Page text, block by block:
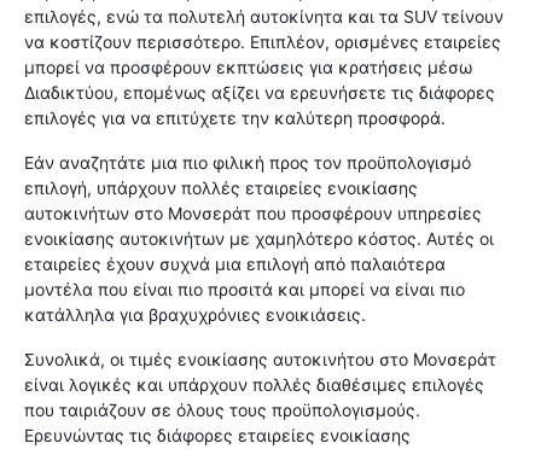
επιλογές, ενώ τα πολυτελή αυτοκίνητα και τα SUV τείνουν
να κοστίζουν περισσότερο. Επιπλέον, ορισμένες εταιρείες
μπορεί να προσφέρουν εκπτώσεις για κρατήσεις μέσω
Διαδικτύου, επομένως αξίζει να ερευνήσετε τις διάφορες
επιλογές για να επιτύχετε την καλύτερη προσφορά.
Εάν αναζητάτε μια πιο φιλική προς τον προϋπολογισμό
επιλογή, υπάρχουν πολλές εταιρείες ενοικίασης
αυτοκινήτων στο Μονσεράτ που προσφέρουν υπηρεσίες
ενοικίασης αυτοκινήτων με χαμηλότερο κόστος. Αυτές οι
εταιρείες έχουν συχνά μια επιλογή από παλαιότερα
μοντέλα που είναι πιο προσιτά και μπορεί να είναι πιο
κατάλληλα για βραχυχρόνιες ενοικιάσεις.
Συνολικά, οι τιμές ενοικίασης αυτοκινήτου στο Μονσεράτ
είναι λογικές και υπάρχουν πολλές διαθέσιμες επιλογές
που ταιριάζουν σε όλους τους προϋπολογισμούς.
Ερευνώντας τις διάφορες εταιρείες ενοικίασης